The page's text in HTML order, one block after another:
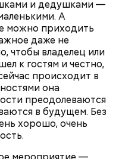
и дедушками —
А
можно приходить
даже не
чтобы владелец или
к гостям и честно,
происходит в
она
преодолеваются
в будущем. Без
хорошо, очень
— 5 шт.